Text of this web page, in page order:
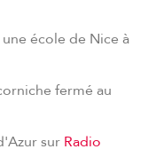
école de Nice à
fermé au
sur Radio